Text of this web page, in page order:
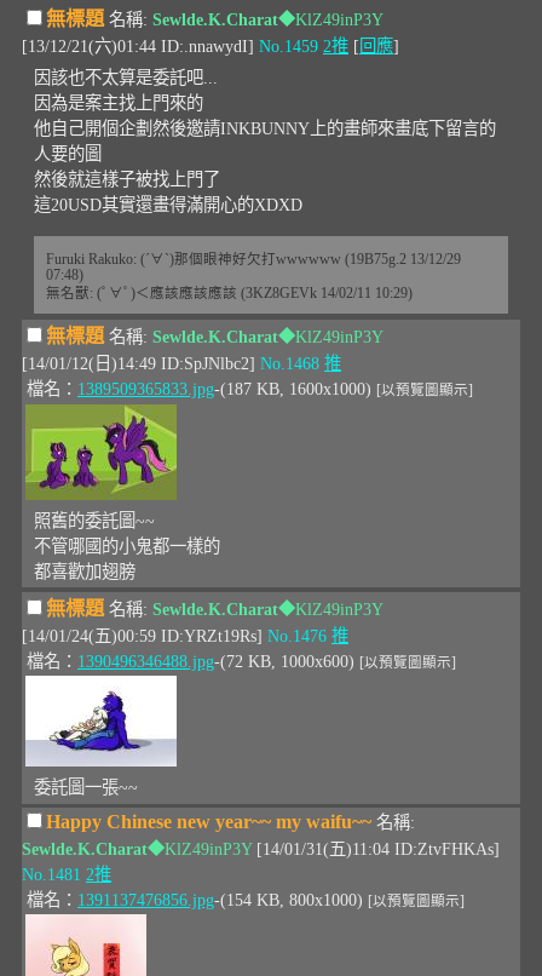
無標題名稱: Sewlde.K.Charat◆KlZ49inP3Y
[13/12/21(六)01:44 ID:.nnawydI] No.1459 2推 [ 回應]
因該也不太算是委託吧...
因為是案主找上門來的
他自己開個企劃然後邀請INKBUNNY上的畫師來畫底下留言的
人要的圖
然後就這樣子被找上門了
這20USD其實還畫得滿開心的XDXD
Furuki Rakuko: (´∀`)那個眼神好欠打wwwwww (19B75g.2 13/12/29
07:48)
無名獸: (ﾟ∀ﾟ)＜應該應該應該 (3KZ8GEVk 14/02/11 10:29)
無標題名稱: Sewlde.K.Charat◆KlZ49inP3Y
[14/01/12(日)14:49 ID:SpJNlbc2] No.1468 推
檔名： 1389509365833.jpg-(187 KB, 1600x1000) [以預覽圖顯示]
照舊的委託圖~~
不管哪國的小鬼都一樣的
都喜歡加翅膀
無標題 名稱: Sewlde.K.Charat◆KlZ49inP3Y
[14/01/24(五)00:59 ID:YRZt19Rs] No.1476 推
檔名： 1390496346488.jpg-(72 KB, 1000x600) [以預覽圖顯示]
委託圖一張~~
Happy Chinese new year~~ my waifu~~ 名稱:
Sewlde.K.Charat◆KlZ49inP3Y[14/01/31(五)11:04 ID:ZtvFHKAs]
No.1481 2推
檔名： 1391137476856.jpg-(154 KB, 800x1000) [以預覽圖顯示]